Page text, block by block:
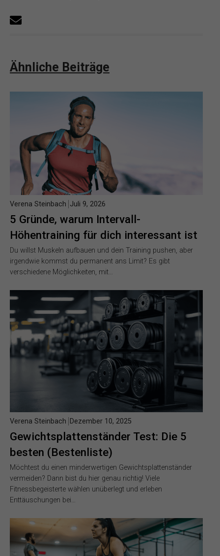
Ähnliche Beiträge
5 Gründe, warum Intervall-
Höhentraining für dich interessant ist
Verena Steinbach Juli 9, 2026
Du willst Muskeln aufbauen und dein Training pushen, aber
irgendwie kommst du permanent ans Limit? Es gibt
verschiedene Möglichkeiten, mit…
Gewichtsplattenständer Test: Die 5
besten (Bestenliste)
Verena Steinbach Dezember 10, 2025
Möchtest du einen minderwertigen Gewichtsplattenständer
vermeiden? Dann bist du hier genau richtig! Viele
Fitnessbegeisterte wählen unüberlegt und erleben
Enttäuschungen bei…